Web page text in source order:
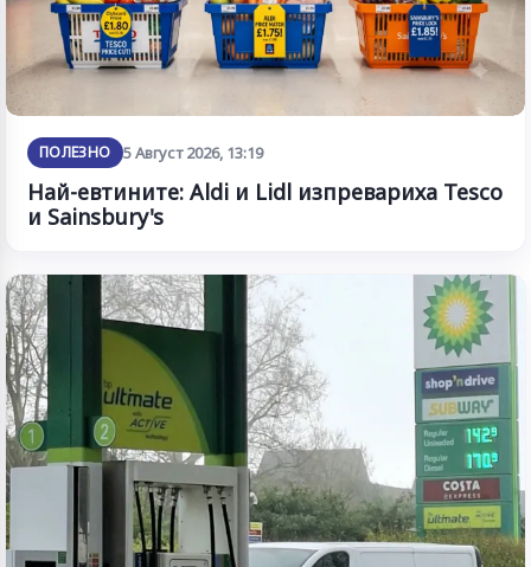
ПОЛЕЗНО 5 Август 2026, 13:19
Най-евтините: Aldi и Lidl изпревариха Tesco
и Sainsbury's